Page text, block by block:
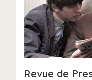
Revue de